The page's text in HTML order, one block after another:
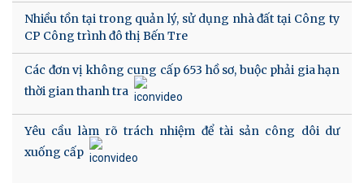
Nhiều tồn tại trong quản lý, sử dụng nhà đất tại Công ty
CP Công trình đô thị Bến Tre
Các đơn vị không cung cấp 653 hồ sơ, buộc phải gia hạn
thời gian thanh tra
Yêu cầu làm rõ trách nhiệm để tài sản công dôi dư
xuống cấp